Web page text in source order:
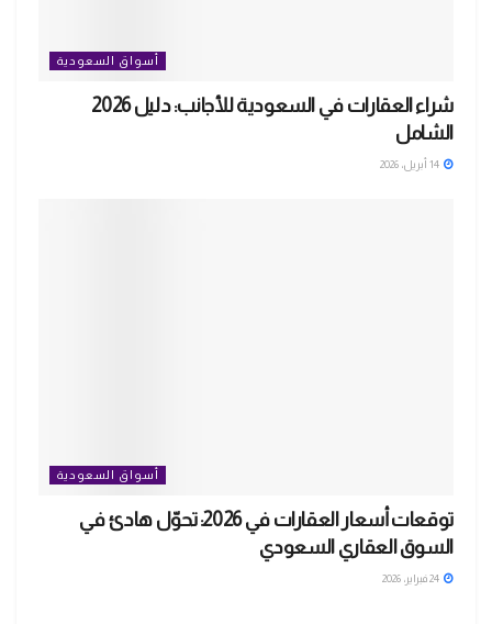
أسواق السعودية
شراء العقارات في السعودية للأجانب: دليل 2026
الشامل
أسواق السعودية
توقعات أسعار العقارات في 2026: تحوّل هادئ في
السوق العقاري السعودي